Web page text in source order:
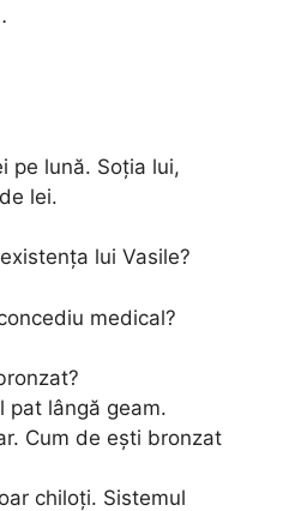
pe lună. Soția lui,
lei.
lui Vasile?
medical?
pat lângă geam.
Cum de ești bronzat
chiloți. Sistemul